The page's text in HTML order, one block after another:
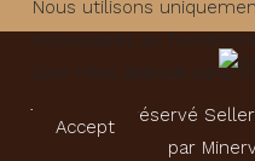
Tous droits réservé
par
Nous utilisons
nécessaires au
suivi n’est déposé sans
Accept